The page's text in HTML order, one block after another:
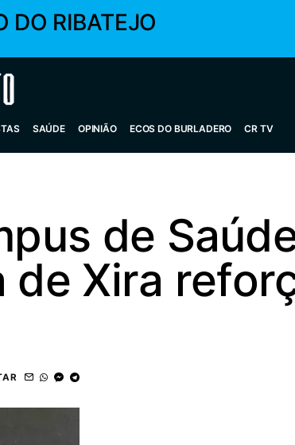
DO RIBATEJO
SAÚDE OPINIÃO ECOS DO BURLADERO CR TV
de
de Xira